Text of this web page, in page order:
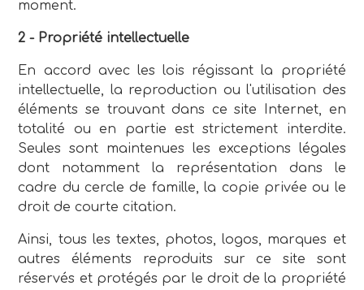
moment.
2 - Propriété intellectuelle
En accord avec les lois régissant la propriété
intellectuelle, la reproduction ou l'utilisation des
éléments se trouvant dans ce site Internet, en
totalité ou en partie est strictement interdite.
Seules sont maintenues les exceptions légales
dont notamment la représentation dans le
cadre du cercle de famille, la copie privée ou le
droit de courte citation.
Ainsi, tous les textes, photos, logos, marques et
autres éléments reproduits sur ce site sont
réservés et protégés par le droit de la propriété